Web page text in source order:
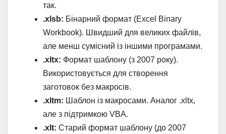
так.
.xlsb: Бінарний формат (Excel Binary
Workbook). Швидший для великих файлів,
але менш сумісний із іншими програмами.
.xltx: Формат шаблону (з 2007 року).
Використовується для створення
заготовок без макросів.
.xltm: Шаблон із макросами. Аналог .xltx,
але з підтримкою VBA.
.xlt: Старий формат шаблону (до 2007